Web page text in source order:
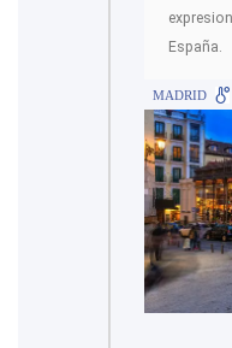
España.
MADRID